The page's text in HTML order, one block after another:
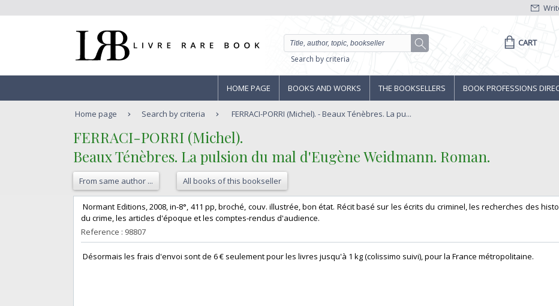
Search by criteria
CART
HOME PAGE BOOKS AND WORKS THE BOOKSELLERS BOOK PROFESSIONS
Home page Search by criteria FERRACI-PORRI (Michel). - Beaux Ténèbres. La pu...
‎FERRACI-PORRI (Michel).‎
‎Beaux Ténèbres. La pulsion du mal d'Eugène Weidmann. Roman.‎
From same author ... All books of this bookseller
Normant Editions, 2008, in-8°, 411 pp, broché, couv. illustrée, bon état. Récit basé sur les écrits du criminel, les recherches des
du crime, les articles d'époque et les comptes-rendus d'audience.‎
Reference : 98807
‎ Désormais les frais d'envoi sont de 6 € seulement pour les livres jusqu'à 1 kg (colissimo suivi), pour la France métropolitaine.‎